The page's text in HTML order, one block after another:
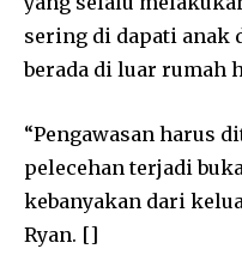
sering di dapati anak
berada di luar rumah
“Pengawasan harus
pelecehan terjadi
kebanyakan dari
Ryan. []